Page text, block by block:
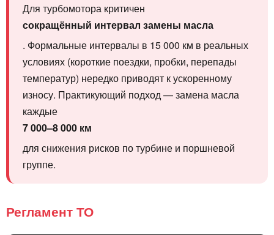
Для турбомотора критичен
сокращённый интервал замены масла
. Формальные интервалы в 15 000 км в реальных
условиях (короткие поездки, пробки, перепады
температур) нередко приводят к ускоренному
износу. Практикующий подход — замена масла
каждые
7 000–8 000 км
для снижения рисков по турбине и поршневой
группе.
Регламент ТО